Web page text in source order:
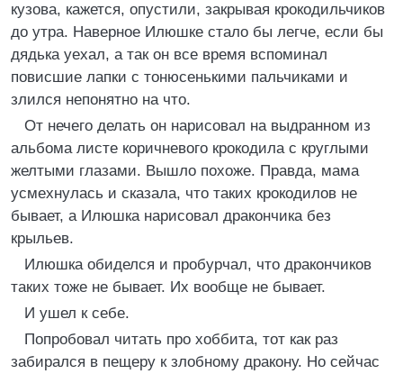
кузова, кажется, опустили, закрывая крокодильчиков
до утра. Наверное Илюшке стало бы легче, если бы
дядька уехал, а так он все время вспоминал
повисшие лапки с тонюсенькими пальчиками и
злился непонятно на что.
От нечего делать он нарисовал на выдранном из
альбома листе коричневого крокодила с круглыми
желтыми глазами. Вышло похоже. Правда, мама
усмехнулась и сказала, что таких крокодилов не
бывает, а Илюшка нарисовал дракончика без
крыльев.
Илюшка обиделся и пробурчал, что дракончиков
таких тоже не бывает. Их вообще не бывает.
И ушел к себе.
Попробовал читать про хоббита, тот как раз
забирался в пещеру к злобному дракону. Но сейчас